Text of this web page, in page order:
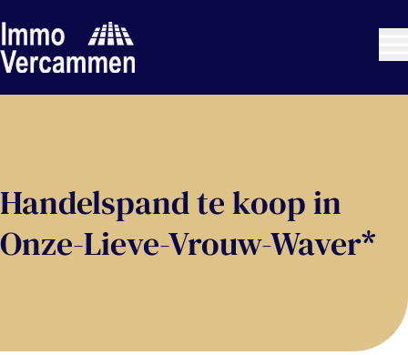
Handelspand te koop in
Onze-Lieve-Vrouw-Waver*